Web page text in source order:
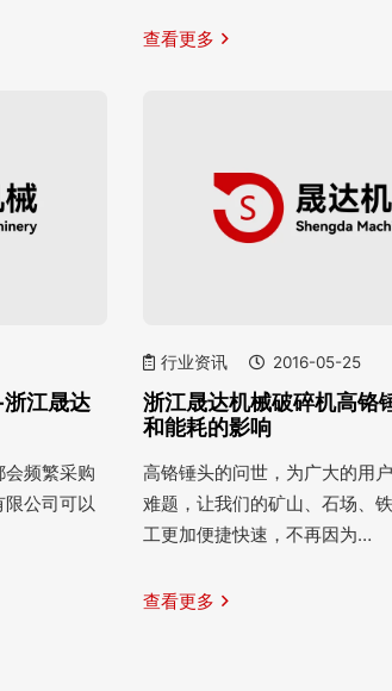
查看更多
江晟达
频繁采购
公司可以
行业资讯 2016-05-25
浙江晟达机械破碎机高铬
和能耗的影响
高铬锤头的问世，为广大的用
难题，让我们的矿山、石场、
工更加便捷快速，不再因为…
查看更多